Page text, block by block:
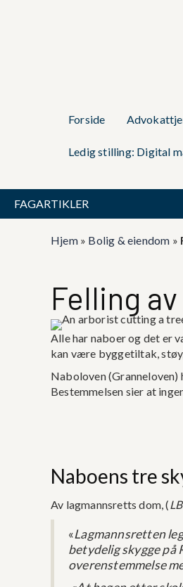
Forside
Ledig stilling: Digital
FAGARTIKLER
Hjem» Bolig & eiendom »
Felling
Alle har naboer og det er
kan være byggetiltak,
Naboloven (Granneloven)
Bestemmelsen sier at
Naboens tre
Av lagmannsretts dom, (
«Lagmannsretten
betydelig skygge
overenstemmelse